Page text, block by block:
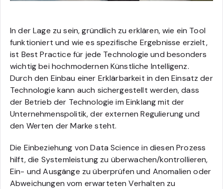
In der Lage zu sein, gründlich zu erklären, wie ein Tool
funktioniert und wie es spezifische Ergebnisse erzielt,
ist Best Practice für jede Technologie und besonders
wichtig bei hochmodernen Künstliche Intelligenz.
Durch den Einbau einer Erklärbarkeit in den Einsatz der
Technologie kann auch sichergestellt werden, dass
der Betrieb der Technologie im Einklang mit der
Unternehmenspolitik, der externen Regulierung und
den Werten der Marke steht.
Die Einbeziehung von Data Science in diesen Prozess
hilft, die Systemleistung zu überwachen/kontrollieren,
Ein- und Ausgänge zu überprüfen und Anomalien oder
Abweichungen vom erwarteten Verhalten zu